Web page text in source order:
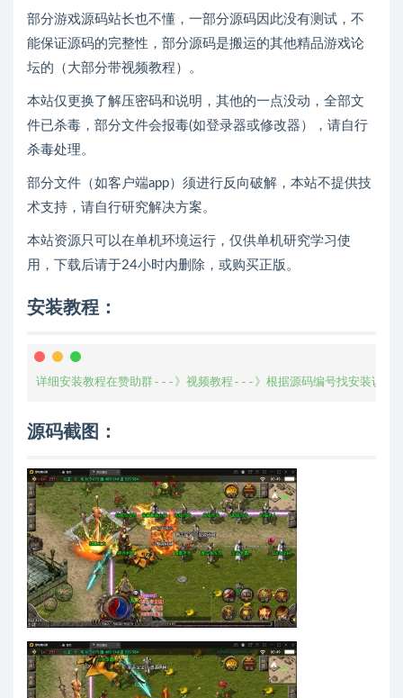
部分游戏源码站长也不懂，一部分源码因此没有测试，不
能保证源码的完整性，部分源码是搬运的其他精品游戏论
坛的（大部分带视频教程）。
本站仅更换了解压密码和说明，其他的一点没动，全部文
件已杀毒，部分文件会报毒(如登录器或修改器），请自行
杀毒处理。
部分文件（如客户端app）须进行反向破解，本站不提供技
术支持，请自行研究解决方案。
本站资源只可以在单机环境运行，仅供单机研究学习使
用，下载后请于24小时内删除，或购买正版。
安装教程：
详细安装教程在赞助群---》视频教程---》根据源码编号找安装说明
源码截图：